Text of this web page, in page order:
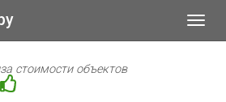
стоимости объектов